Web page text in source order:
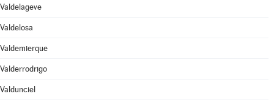
Valdelageve
Valdelosa
Valdemierque
Valderrodrigo
Valdunciel